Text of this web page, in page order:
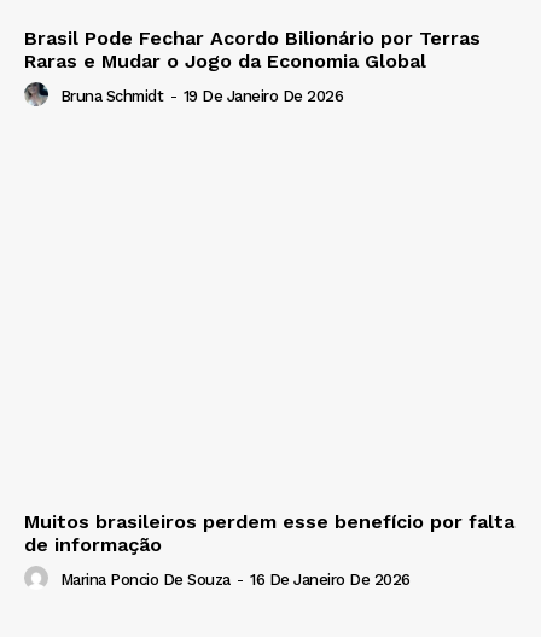
Brasil Pode Fechar Acordo Bilionário por Terras
Raras e Mudar o Jogo da Economia Global
Bruna Schmidt - 19 De Janeiro De 2026
Muitos brasileiros perdem esse benefício por falta
de informação
Marina Poncio De Souza - 16 De Janeiro De 2026